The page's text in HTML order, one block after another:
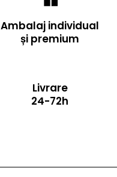
Ambalaj individual
și premium
Livrare
24-72h